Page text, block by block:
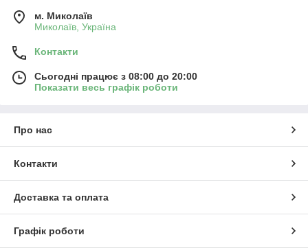
м. Миколаїв
Миколаїв, Україна
Контакти
Сьогодні працює з 08:00 до 20:00
Показати весь графік роботи
Про нас
Контакти
Доставка та оплата
Графік роботи